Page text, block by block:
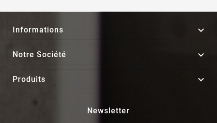
Informations 
Notre Société 
Produits 
Newsletter